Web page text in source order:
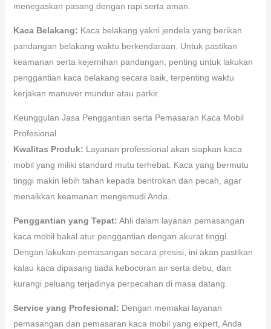
menegaskan pasang dengan rapi serta aman.
Kaca Belakang: Kaca belakang yakni jendela yang berikan
pandangan belakang waktu berkendaraan. Untuk pastikan
keamanan serta kejernihan pandangan, penting untuk lakukan
penggantian kaca belakang secara baik, terpenting waktu
kerjakan manuver mundur atau parkir.
Keunggulan Jasa Penggantian serta Pemasaran Kaca Mobil
Profesional
Kwalitas Produk: Layanan professional akan siapkan kaca
mobil yang miliki standard mutu terhebat. Kaca yang bermutu
tinggi makin lebih tahan kepada bentrokan dan pecah, agar
menaikkan keamanan mengemudi Anda.
Penggantian yang Tepat: Ahli dalam layanan pemasangan
kaca mobil bakal atur penggantian dengan akurat tinggi.
Dengan lakukan pemasangan secara presisi, ini akan pastikan
kalau kaca dipasang tiada kebocoran air serta debu, dan
kurangi peluang terjadinya perpecahan di masa datang.
Service yang Profesional: Dengan memakai layanan
pemasangan dan pemasaran kaca mobil yang expert, Anda